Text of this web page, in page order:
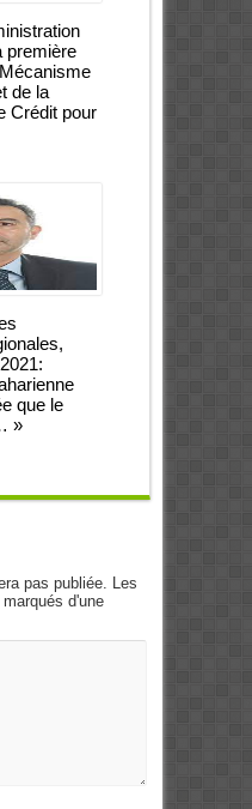
première
de la
Crédit pour
que le
»
pas publiée. Les
d'une